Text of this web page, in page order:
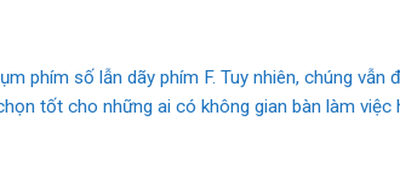
phím số lẫn dãy phím F. Tuy nhiên, chúng
tốt cho những ai có không gian bàn làm việc